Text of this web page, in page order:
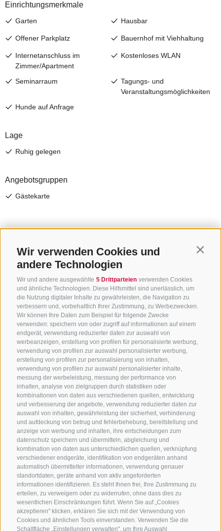
Wir verwenden Cookies und
andere Technologien
Wir und andere ausgewählte 5 Drittparteien verwenden Cookies
und ähnliche Technologien. Diese Hilfsmittel sind unerlässlich, um
die Nutzung digitaler Inhalte zu gewährleisten, die Navigation zu
verbessern und, vorbehaltlich Ihrer Zustimmung, zu Werbezwecken.
Wir können Ihre Daten zum Beispiel für folgende Zwecke
verwenden: speichern von oder zugriff auf informationen auf einem
endgerät, verwendung reduzierter daten zur auswahl von
werbeanzeigen, erstellung von profilen für personalisierte werbung,
verwendung von profilen zur auswahl personalisierter werbung,
erstellung von profilen zur personalisierung von inhalten,
verwendung von profilen zur auswahl personalisierter inhalte,
messung der werbeleistung, messung der performance von
inhalten, analyse von zielgruppen durch statistiken oder
kombinationen von daten aus verschiedenen quellen, entwicklung
und verbesserung der angebote, verwendung reduzierter daten zur
auswahl von inhalten, gewährleistung der sicherheit, verhinderung
und aufdeckung von betrug und fehlerbehebung, bereitstellung und
anzeige von werbung und inhalten, ihre entscheidungen zum
datenschutz speichern und übermitteln, abgleichung und
kombination von daten aus unterschiedlichen quellen, verknüpfung
verschiedener endgeräte, identifikation von endgeräten anhand
automatisch übermittelter informationen, verwendung genauer
standortdaten, geräte anhand von aktiv angeforderten
informationen identifizieren. Es steht Ihnen frei, Ihre Zustimmung zu
erteilen, zu verweigern oder zu widerrufen, ohne dass dies zu
wesentlichen Einschränkungen führt. Wenn Sie auf „Cookies
akzeptieren" klicken, erklären Sie sich mit der Verwendung von
Cookies und ähnlichen Tools einverstanden. Verwenden Sie die
Schaltfläche „Einstellungen verwalten", um Ihre Auswahl
KONTAKTIERE UNS
+39 0472 765 325
info@sterzing.com
NEWSLETTER
Bleib am Laufenden